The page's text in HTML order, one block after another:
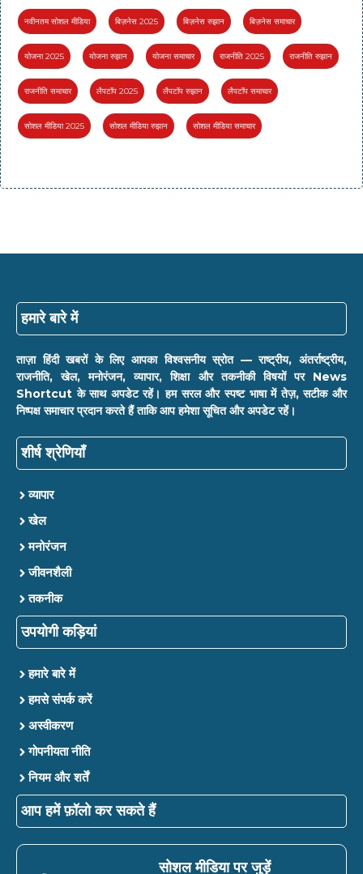
नवीनतम सोशल मीडिया बिज़नेस 2025 बिज़नेस रुझान बिज़नेस समाचार
योजना 2025 योजना रुझान योजना समाचार राजनीति 2025 राजनीति रुझान
राजनीति समाचार लैपटॉप 2025 लैपटॉप रुझान लैपटॉप समाचार
सोशल मीडिया 2025 सोशल मीडिया रुझान सोशल मीडिया समाचार
हमारे बारे में
ताज़ा हिंदी खबरों के लिए आपका विश्वसनीय स्रोत — राष्ट्रीय, अंतर्राष्ट्रीय,
राजनीति, खेल, मनोरंजन, व्यापार, शिक्षा और तकनीकी विषयों पर News
Shortcut के साथ अपडेट रहें। हम सरल और स्पष्ट भाषा में तेज़, सटीक और
निष्पक्ष समाचार प्रदान करते हैं ताकि आप हमेशा सूचित और अपडेट रहें।
शीर्ष श्रेणियाँ
व्यापार
खेल
मनोरंजन
जीवनशैली
तकनीक
उपयोगी कड़ियां
हमारे बारे में
हमसे संपर्क करें
अस्वीकरण
गोपनीयता नीति
नियम और शर्तें
आप हमें फ़ॉलो कर सकते हैं
सोशल मीडिया पर जुड़ें